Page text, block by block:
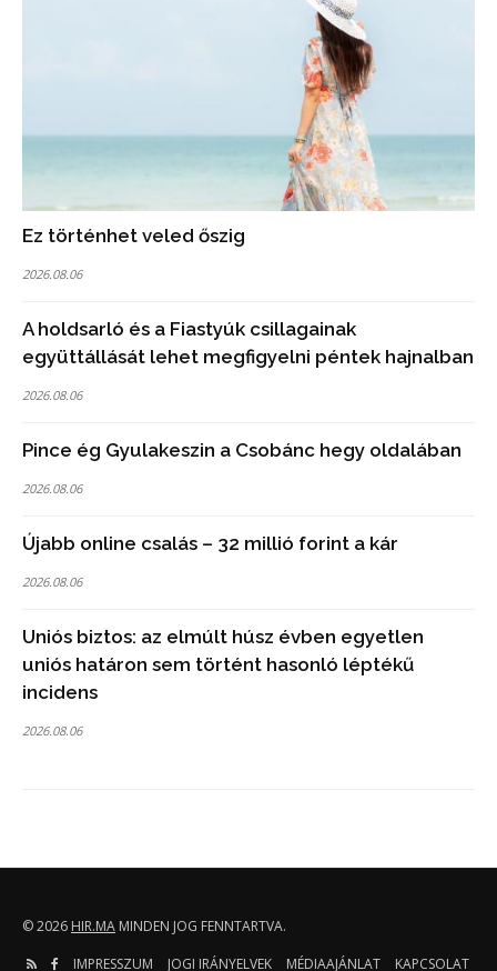
Ez történhet veled őszig
2026.08.06
A holdsarló és a Fiastyúk csillagainak
együttállását lehet megfigyelni péntek hajnalban
2026.08.06
Pince ég Gyulakeszin a Csobánc hegy oldalában
2026.08.06
Újabb online csalás – 32 millió forint a kár
2026.08.06
Uniós biztos: az elmúlt húsz évben egyetlen
uniós határon sem történt hasonló léptékű
incidens
2026.08.06
© 2026 HIR.MA MINDEN JOG FENNTARTVA.
IMPRESSZUM
JOGI IRÁNYELVEK MÉDIAAJÁNLAT KAPCSOLAT